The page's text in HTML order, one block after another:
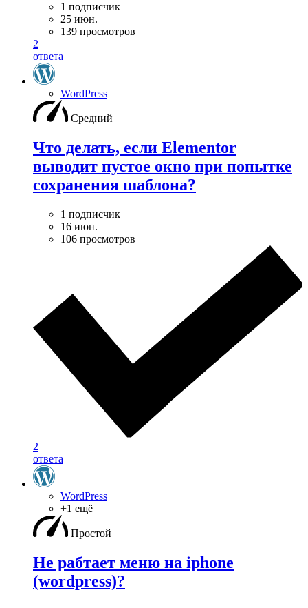
1 подписчик
25 июн.
139 просмотров
2
ответа
WordPress
Средний
Что делать, если Elementor
выводит пустое окно при попытке
сохранения шаблона?
1 подписчик
16 июн.
106 просмотров
2
ответа
WordPress
+1 ещё
Простой
Не рабтает меню на iphone
(wordpress)?